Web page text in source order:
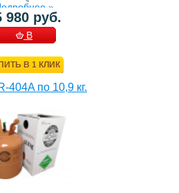
»
980 руб.
В
В 1 КЛИК
404A по 10,9 кг.